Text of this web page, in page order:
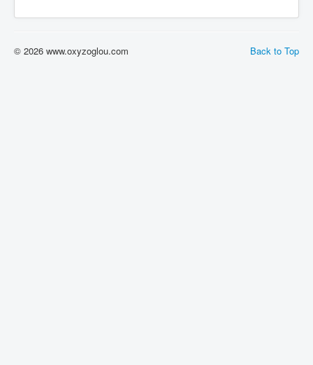
Back to Top
© 2026 www.oxyzoglou.com